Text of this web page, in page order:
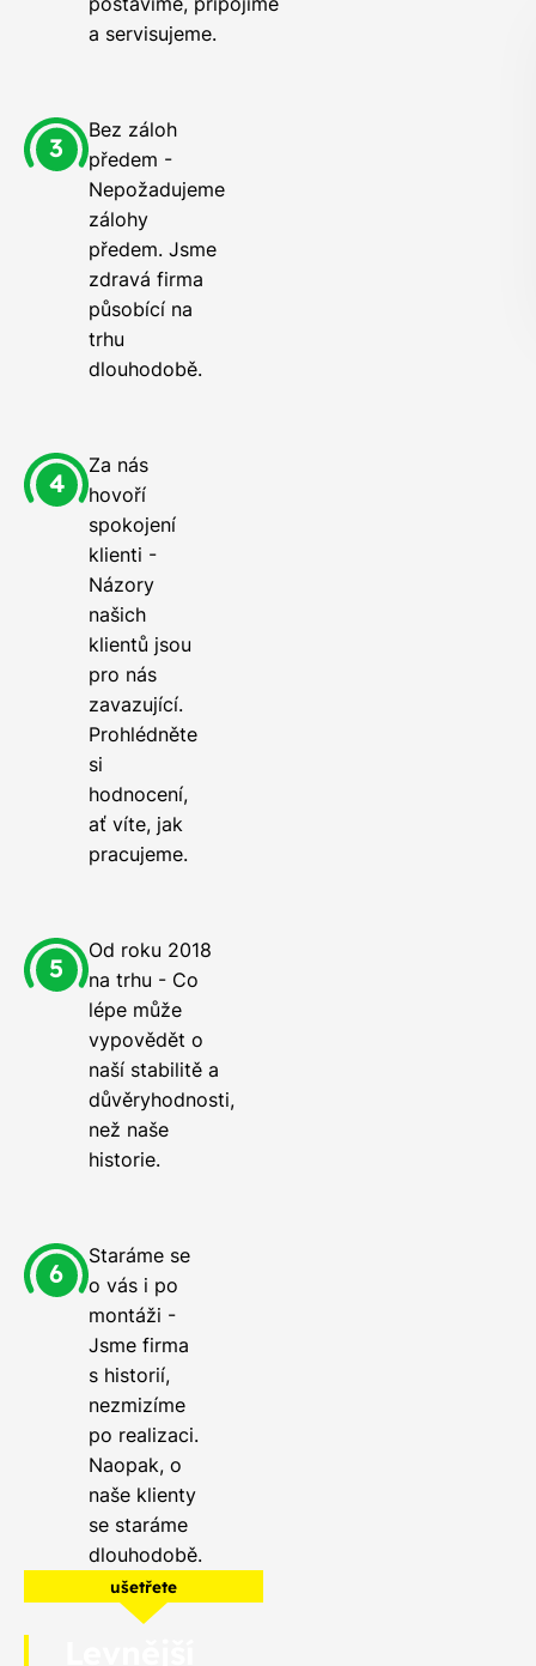
a servisujeme.
Bez záloh
předem -
Nepožadujeme
zálohy
předem. Jsme
zdravá firma
působící na
trhu
dlouhodobě.
Za nás
hovoří
spokojení
klienti -
Názory
našich
klientů jsou
pro nás
zavazující.
Prohlédněte
si
hodnocení,
ať víte, jak
pracujeme.
Od roku 2018
na trhu - Co
lépe může
vypovědět o
naší stabilitě a
důvěryhodnosti,
než naše
historie.
Staráme se
o vás i po
montáži -
Jsme firma
s historií,
nezmizíme
po realizaci.
Naopak, o
naše klienty
se staráme
dlouhodobě.
ušetřete